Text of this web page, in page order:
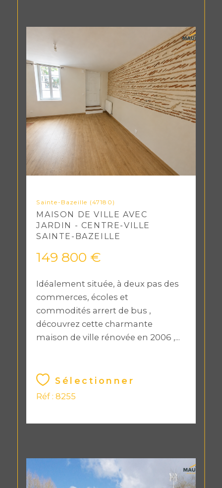
Sainte-Bazeille (47180)
MAISON DE VILLE AVEC
JARDIN - CENTRE-VILLE
SAINTE-BAZEILLE
149 800 €
Idéalement située, à deux pas des
commerces, écoles et
commodités arrert de bus ,
découvrez cette charmante
maison de ville rénovée en 2006 ,...
Sélectionner
Réf : 8255